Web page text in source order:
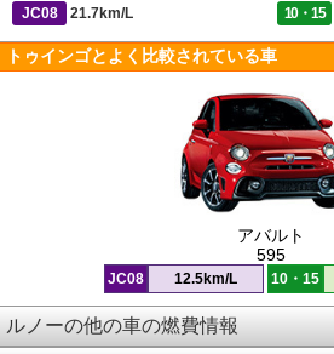
JC08
21.7km/L 10・15
トゥインゴとよく比較されている車
アバルト
595
JC08 12.5km/L 10・15
ルノーの他の車の燃費情報